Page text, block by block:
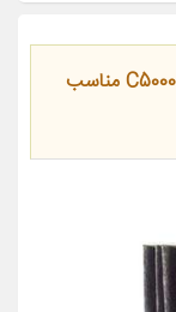
فیلتر کربن فعال کابین خودرو مدل 97133-C5000 مناسب